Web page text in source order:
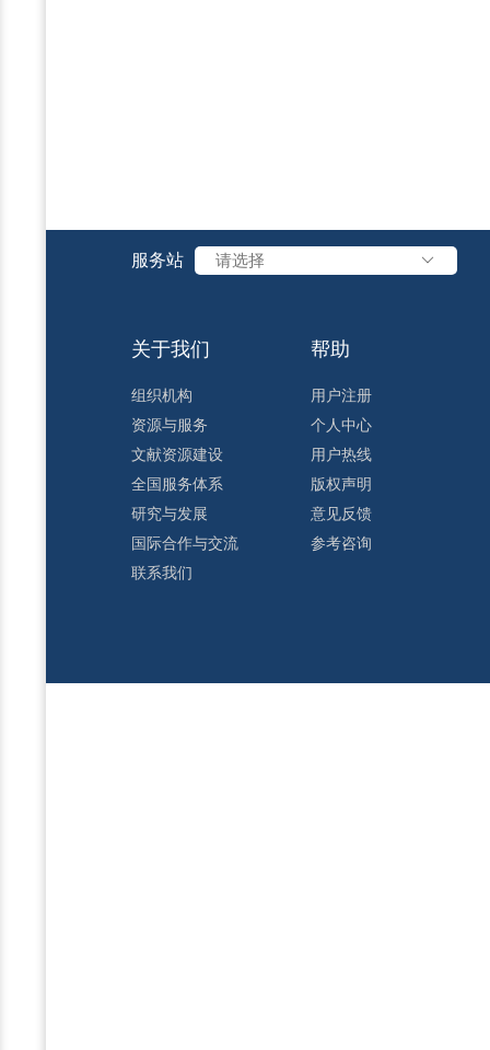
服务站 请选择
关于我们
组织机构
资源与服务
文献资源建设
全国服务体系
研究与发展
国际合作与交流
联系我们
帮助
用户注册
个人中心
用户热线
版权声明
意见反馈
参考咨询